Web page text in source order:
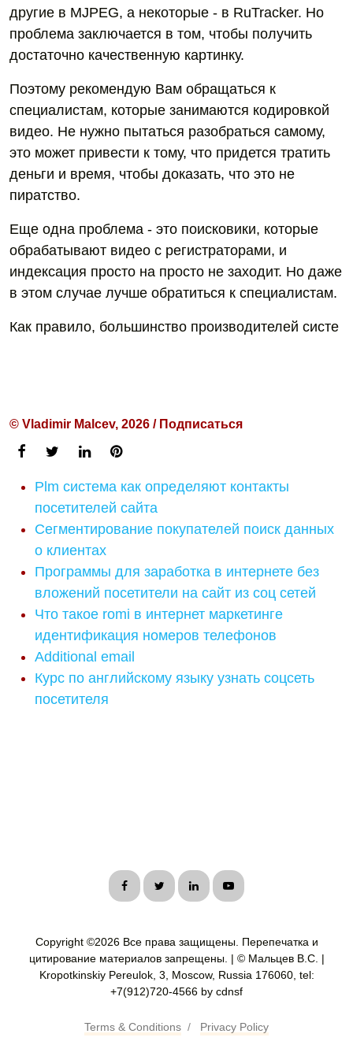
другие в MJPEG, а некоторые - в RuTracker. Но
проблема заключается в том, чтобы получить
достаточно качественную картинку.
Поэтому рекомендую Вам обращаться к
специалистам, которые занимаются кодировкой
видео. Не нужно пытаться разобраться самому,
это может привести к тому, что придется тратить
деньги и время, чтобы доказать, что это не
пиратство.
Еще одна проблема - это поисковики, которые
обрабатывают видео с регистраторами, и
индексация просто на просто не заходит. Но даже
в этом случае лучше обратиться к специалистам.
Как правило, большинство производителей систе
© Vladimir Malcev, 2026 / Подписаться
Plm система как определяют контакты
посетителей сайта
Сегментирование покупателей поиск данных
о клиентах
Программы для заработка в интернете без
вложений посетители на сайт из соц сетей
Что такое romi в интернет маркетинге
идентификация номеров телефонов
Additional email
Курс по английскому языку узнать соцсеть
посетителя
Copyright ©2026 Все права защищены. Перепечатка и
цитирование материалов запрещены. | © Мальцев В.С. |
Kropotkinskiy Pereulok, 3, Moscow, Russia 176060, tel:
+7(912)720-4566 by cdnsf
Terms & Conditions / Privacy Policy